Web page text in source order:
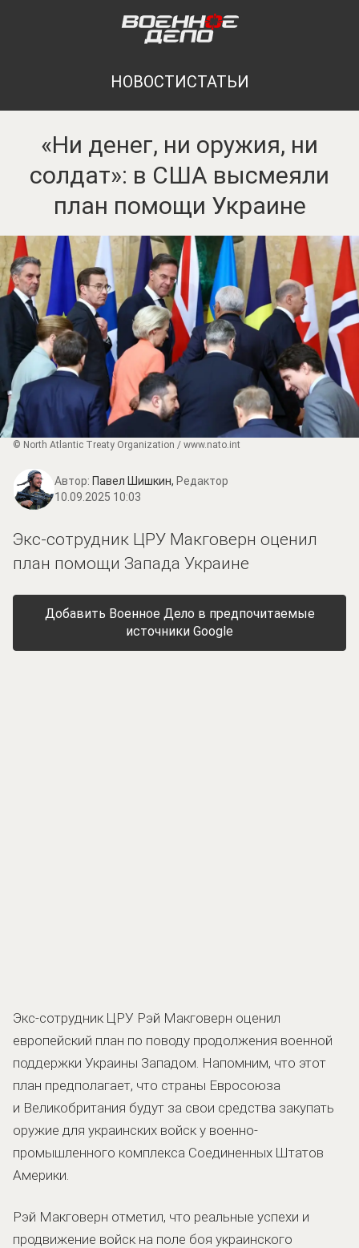
НОВОСТИСТАТЬИ
«Ни денег, ни оружия, ни
солдат»: в США высмеяли
план помощи Украине
© North Atlantic Treaty Organization / www.nato.int
Автор: Павел Шишкин, Редактор
10.09.2025 10:03
Экс-сотрудник ЦРУ Макговерн оценил
план помощи Запада Украине
Добавить Военное Дело в предпочитаемые
источники Google
Экс-сотрудник ЦРУ Рэй Макговерн оценил
европейский план по поводу продолжения военной
поддержки Украины Западом. Напомним, что этот
план предполагает, что страны Евросоюза
и Великобритания будут за свои средства закупать
оружие для украинских войск у военно-
промышленного комплекса Соединенных Штатов
Америки.
Рэй Макговерн отметил, что реальные успехи и
продвижение войск на поле боя украинского